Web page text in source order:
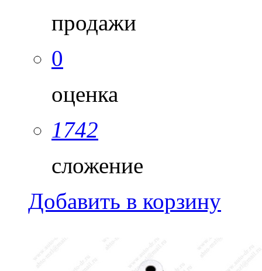
продажи
0
оценка
1742
сложение
Добавить в корзину